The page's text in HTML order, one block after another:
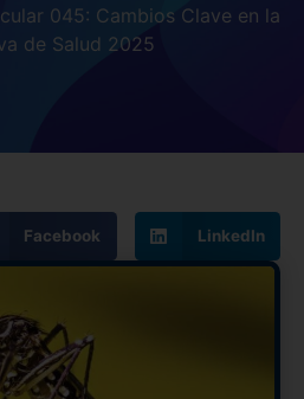
045: Cambios Clave en la
de Salud 2025
Facebook LinkedIn